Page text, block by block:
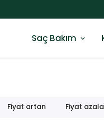
Saç Bakım
Fiyat artan Fiyat